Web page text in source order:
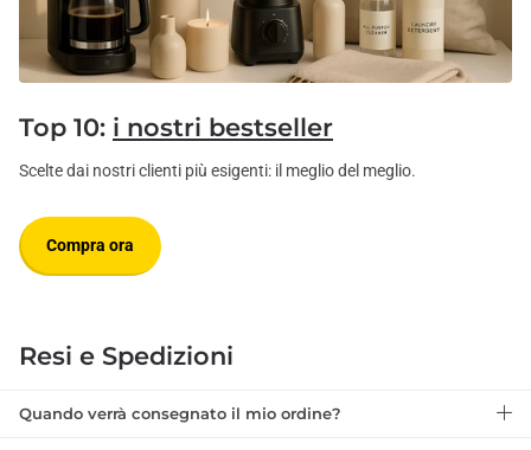
Top 10: i nostri bestseller
Scelte dai nostri clienti più esigenti: il meglio del meglio.
Compra ora
Resi e Spedizioni
Quando verrà consegnato il mio ordine?